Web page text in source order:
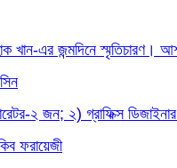
এর জন্মদিনে স্মৃতিচারণ।
২ জন; ২) গ্রাফিক্স
ফরায়েজী